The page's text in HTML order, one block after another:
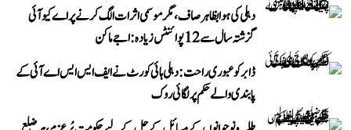
دہلی کی ہوا بظاہر صاف، مگر موسمی اثرات الگ کرنے پر اے کیو آئی
گزشتہ سال سے 12 پوائنٹس زیادہ: اجے ماکن
ڈابر کو عبوری راحت: دہلی ہائی کورٹ نے ایف ایس ایس اے آئی کے
پابندی والے حکم پر لگائی روک